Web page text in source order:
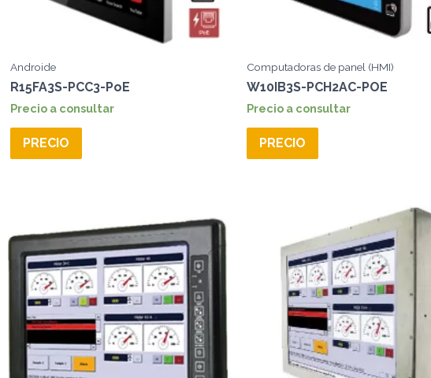
Androide
R15FA3S-PCC3-PoE
Precio a consultar
PRECIO
Computadoras de panel (HMI)
W10IB3S-PCH2AC-POE
Precio a consultar
PRECIO